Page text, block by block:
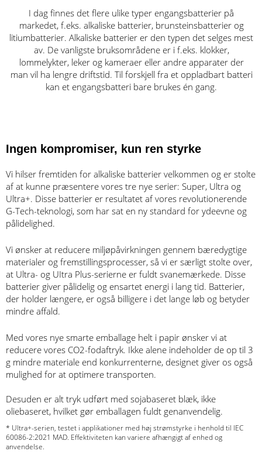
I dag finnes det flere ulike typer engangsbatterier på
markedet, f.eks. alkaliske batterier, brunsteinsbatterier og
litiumbatterier. Alkaliske batterier er den typen det selges mest
av. De vanligste bruksområdene er i f.eks. klokker,
lommelykter, leker og kameraer eller andre apparater der
man vil ha lengre driftstid. Til forskjell fra et oppladbart batteri
kan et engangsbatteri bare brukes én gang.
Ingen kompromiser, kun ren styrke​
Vi hilser fremtiden for alkaliske batterier velkommen og er stolte
af at kunne præsentere vores tre nye serier: Super, Ultra og
Ultra+. Disse batterier er resultatet af vores revolutionerende
G-Tech-teknologi, som har sat en ny standard for ydeevne og
pålidelighed.
Vi ønsker at reducere miljøpåvirkningen gennem bæredygtige
materialer og fremstillingsprocesser, så vi er særligt stolte over,
at Ultra- og UItra Plus-serierne er fuldt svanemærkede. Disse
batterier giver pålidelig og ensartet energi i lang tid. Batterier,
der holder længere, er også billigere i det lange løb og betyder
mindre affald.
Med vores nye smarte emballage helt i papir ønsker vi at
reducere vores CO2-fodaftryk. Ikke alene indeholder de op til 3
g mindre materiale end konkurrenterne, designet giver os også
mulighed for at optimere transporten.
Desuden er alt tryk udført med sojabaseret blæk, ikke
oliebaseret, hvilket gør emballagen fuldt genanvendelig.
* Ultra+-serien, testet i applikationer med høj strømstyrke i henhold til IEC
60086-2:2021 MAD. Effektiviteten kan variere afhængigt af enhed og
anvendelse.